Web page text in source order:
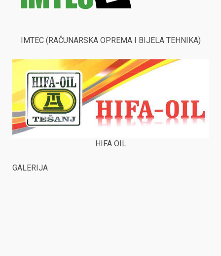
IMTEC (RAČUNARSKA OPREMA I BIJELA TEHNIKA)
HIFA OIL
GALERIJA